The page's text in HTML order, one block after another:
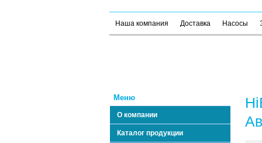
Наша компания Доставка Насосы
Меню
О компании
Каталог продукции